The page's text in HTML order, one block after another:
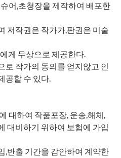
어,초청장을 제작하여 배포한
저작권은 작가가,판권은 미술
게 무상으로 제공한다.
로 작가의 동의를 얻지않고 인
공할 수 있다.
대하여 작품포장, 운송,해체,
대비하기 위하여 보험에 가입
,반출 기간을 감안하여 계약한